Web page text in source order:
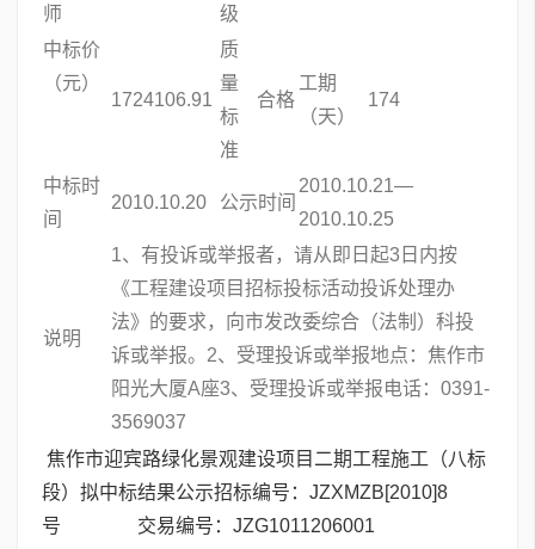
师
级
中标价
（元）
1724106.91
质
量
标
准
合格
工期
（天）
174
中标时
间
2010.10.20 公示时间
2010.10.21—
2010.10.25
说明
1、有投诉或举报者，请从即日起3日内按
《工程建设项目招标投标活动投诉处理办
法》的要求，向市发改委综合（法制）科投
诉或举报。2、受理投诉或举报地点：焦作市
阳光大厦A座3、受理投诉或举报电话：0391-
3569037
焦作市迎宾路绿化景观建设项目二期工程施工（八标
段）拟中标结果公示招标编号：JZXMZB[2010]8
号 交易编号：JZG1011206001